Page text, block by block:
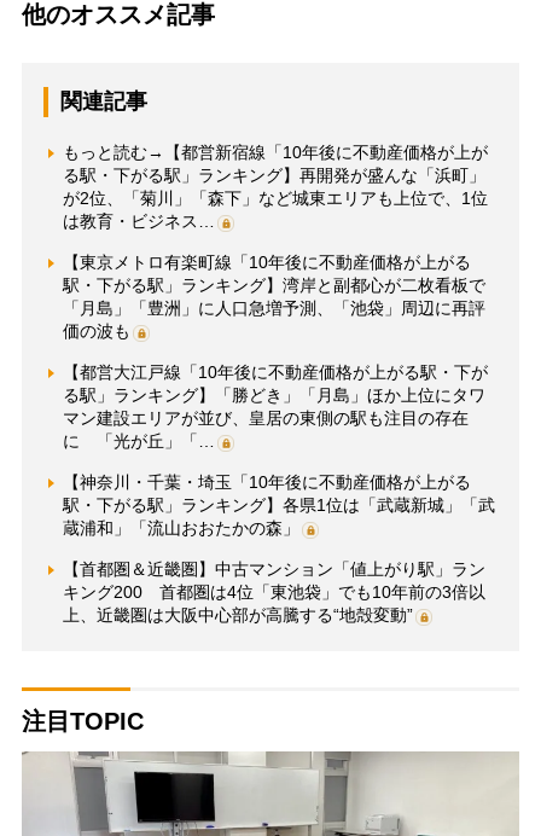
他のオススメ記事
関連記事
もっと読む→【都営新宿線「10年後に不動産価格が上が
る駅・下がる駅」ランキング】再開発が盛んな「浜町」
が2位、「菊川」「森下」など城東エリアも上位で、1位
は教育・ビジネス…
【東京メトロ有楽町線「10年後に不動産価格が上がる
駅・下がる駅」ランキング】湾岸と副都心が二枚看板で
「月島」「豊洲」に人口急増予測、「池袋」周辺に再評
価の波も
【都営大江戸線「10年後に不動産価格が上がる駅・下が
る駅」ランキング】「勝どき」「月島」ほか上位にタワ
マン建設エリアが並び、皇居の東側の駅も注目の存在
に 「光が丘」「…
【神奈川・千葉・埼玉「10年後に不動産価格が上がる
駅・下がる駅」ランキング】各県1位は「武蔵新城」「武
蔵浦和」「流山おおたかの森」
【首都圏＆近畿圏】中古マンション「値上がり駅」ラン
キング200 首都圏は4位「東池袋」でも10年前の3倍以
上、近畿圏は大阪中心部が高騰する“地殻変動”
注目TOPIC